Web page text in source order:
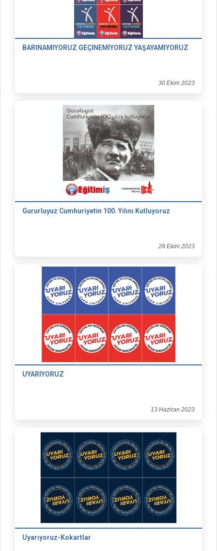
BARINAMIYORUZ GEÇİNEMİYORUZ YAŞAYAMIYORUZ
30 Ekim 2023
Gururluyuz Cumhuriyetin 100. Yılını Kutluyoruz
28 Ekim 2023
UYARIYORUZ
13 Haziran 2023
Uyarıyoruz-Kokartlar